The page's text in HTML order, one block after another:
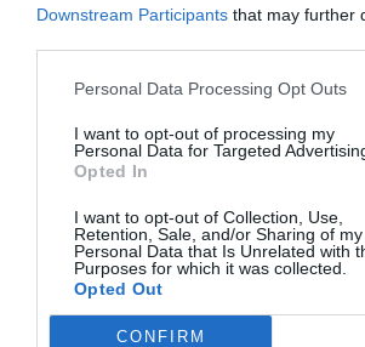
Downstream Participants that may further
Personal Data Processing Opt Outs
I want to opt-out of processing my
Personal Data for Targeted
Opted In
I want to opt-out of Collection, Use,
Retention, Sale, and/or Sharing of my
Personal Data that Is Unrelated with
Purposes for which it was collected.
Opted Out
CONFIRM
δρόμο μας δημιουργήθηκε όταν
καθιζήσεις στον δρόμο μας
έργο σας. Δεν είμαστε χαζοί
τον δρόμο μας; Τραγικός
Ανώνυμος
15/05 - 15:06